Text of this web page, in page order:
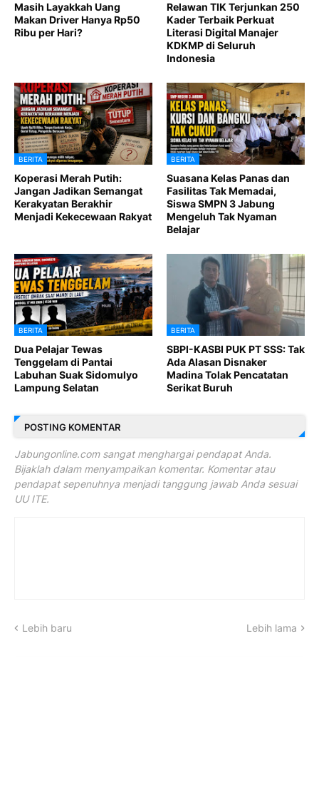
Masih Layakkah Uang
Makan Driver Hanya Rp50
Ribu per Hari?
Relawan TIK Terjunkan 250
Kader Terbaik Perkuat
Literasi Digital Manajer
KDKMP di Seluruh
Indonesia
BERITA
Koperasi Merah Putih:
Jangan Jadikan Semangat
Kerakyatan Berakhir
Menjadi Kekecewaan Rakyat
BERITA
Suasana Kelas Panas dan
Fasilitas Tak Memadai,
Siswa SMPN 3 Jabung
Mengeluh Tak Nyaman
Belajar
BERITA
Dua Pelajar Tewas
Tenggelam di Pantai
Labuhan Suak Sidomulyo
Lampung Selatan
BERITA
SBPI-KASBI PUK PT SSS: Tak
Ada Alasan Disnaker
Madina Tolak Pencatatan
Serikat Buruh
POSTING KOMENTAR
Jabungonline.com sangat menghargai pendapat Anda.
Bijaklah dalam menyampaikan komentar. Komentar atau
pendapat sepenuhnya menjadi tanggung jawab Anda sesuai
UU ITE.
Lebih baru Lebih lama